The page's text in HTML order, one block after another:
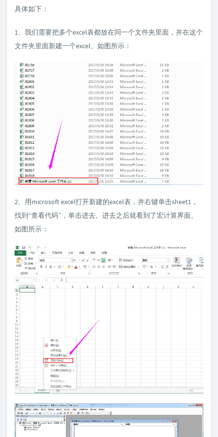
具体如下：
1、我们需要把多个excel表都放在同一个文件夹里面，并在这个
文件夹里面新建一个excel。如图所示：
2、用microsoft excel打开新建的excel表，并右键单击sheet1，
找到“查看代码”，单击进去。进去之后就看到了宏计算界面。
如图所示：